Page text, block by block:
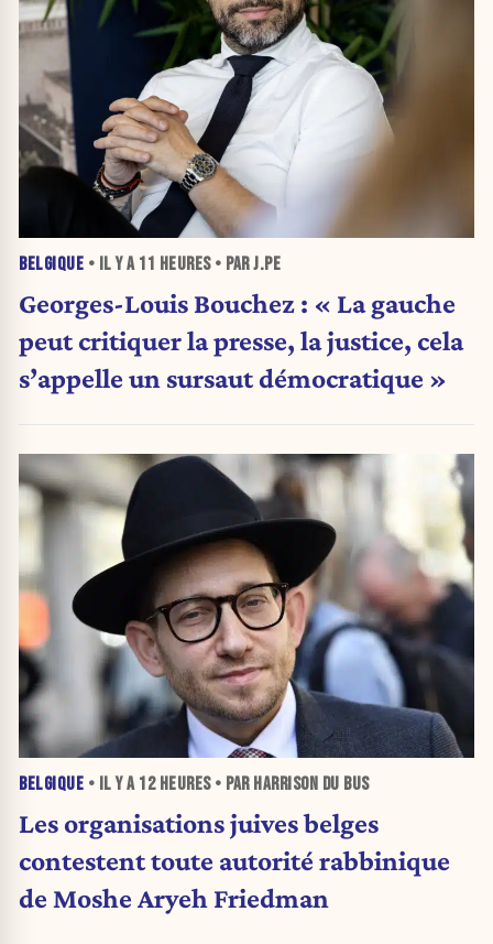
BELGIQUE • IL Y A 11 HEURES• PAR J.PE
Georges-Louis Bouchez : « La gauche
peut critiquer la presse, la justice, cela
s’appelle un sursaut démocratique »
BELGIQUE • IL Y A 12 HEURES• PAR HARRISON DU BUS
Les organisations juives belges
contestent toute autorité rabbinique
de Moshe Aryeh Friedman